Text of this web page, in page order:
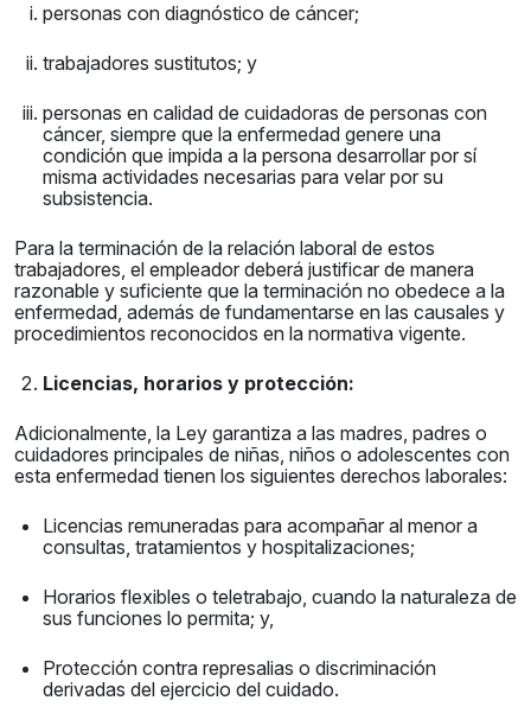
personas con diagnóstico de cáncer;
trabajadores sustitutos; y
personas en calidad de cuidadoras de personas con
cáncer, siempre que la enfermedad genere una
condición que impida a la persona desarrollar por sí
misma actividades necesarias para velar por su
subsistencia.
Para la terminación de la relación laboral de estos
trabajadores, el empleador deberá justificar de manera
razonable y suficiente que la terminación no obedece a la
enfermedad, además de fundamentarse en las causales y
procedimientos reconocidos en la normativa vigente.
Licencias, horarios y protección:
Adicionalmente, la Ley garantiza a las madres, padres o
cuidadores principales de niñas, niños o adolescentes con
esta enfermedad tienen los siguientes derechos laborales:
Licencias remuneradas para acompañar al menor a
consultas, tratamientos y hospitalizaciones;
Horarios flexibles o teletrabajo, cuando la naturaleza de
sus funciones lo permita; y,
Protección contra represalias o discriminación
derivadas del ejercicio del cuidado.